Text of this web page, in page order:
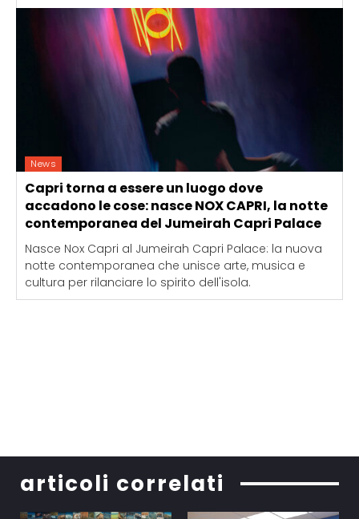
News
Capri torna a essere un luogo dove
accadono le cose: nasce NOX CAPRI, la notte
contemporanea del Jumeirah Capri Palace
Nasce Nox Capri al Jumeirah Capri Palace: la nuova
notte contemporanea che unisce arte, musica e
cultura per rilanciare lo spirito dell'isola.
articoli correlati